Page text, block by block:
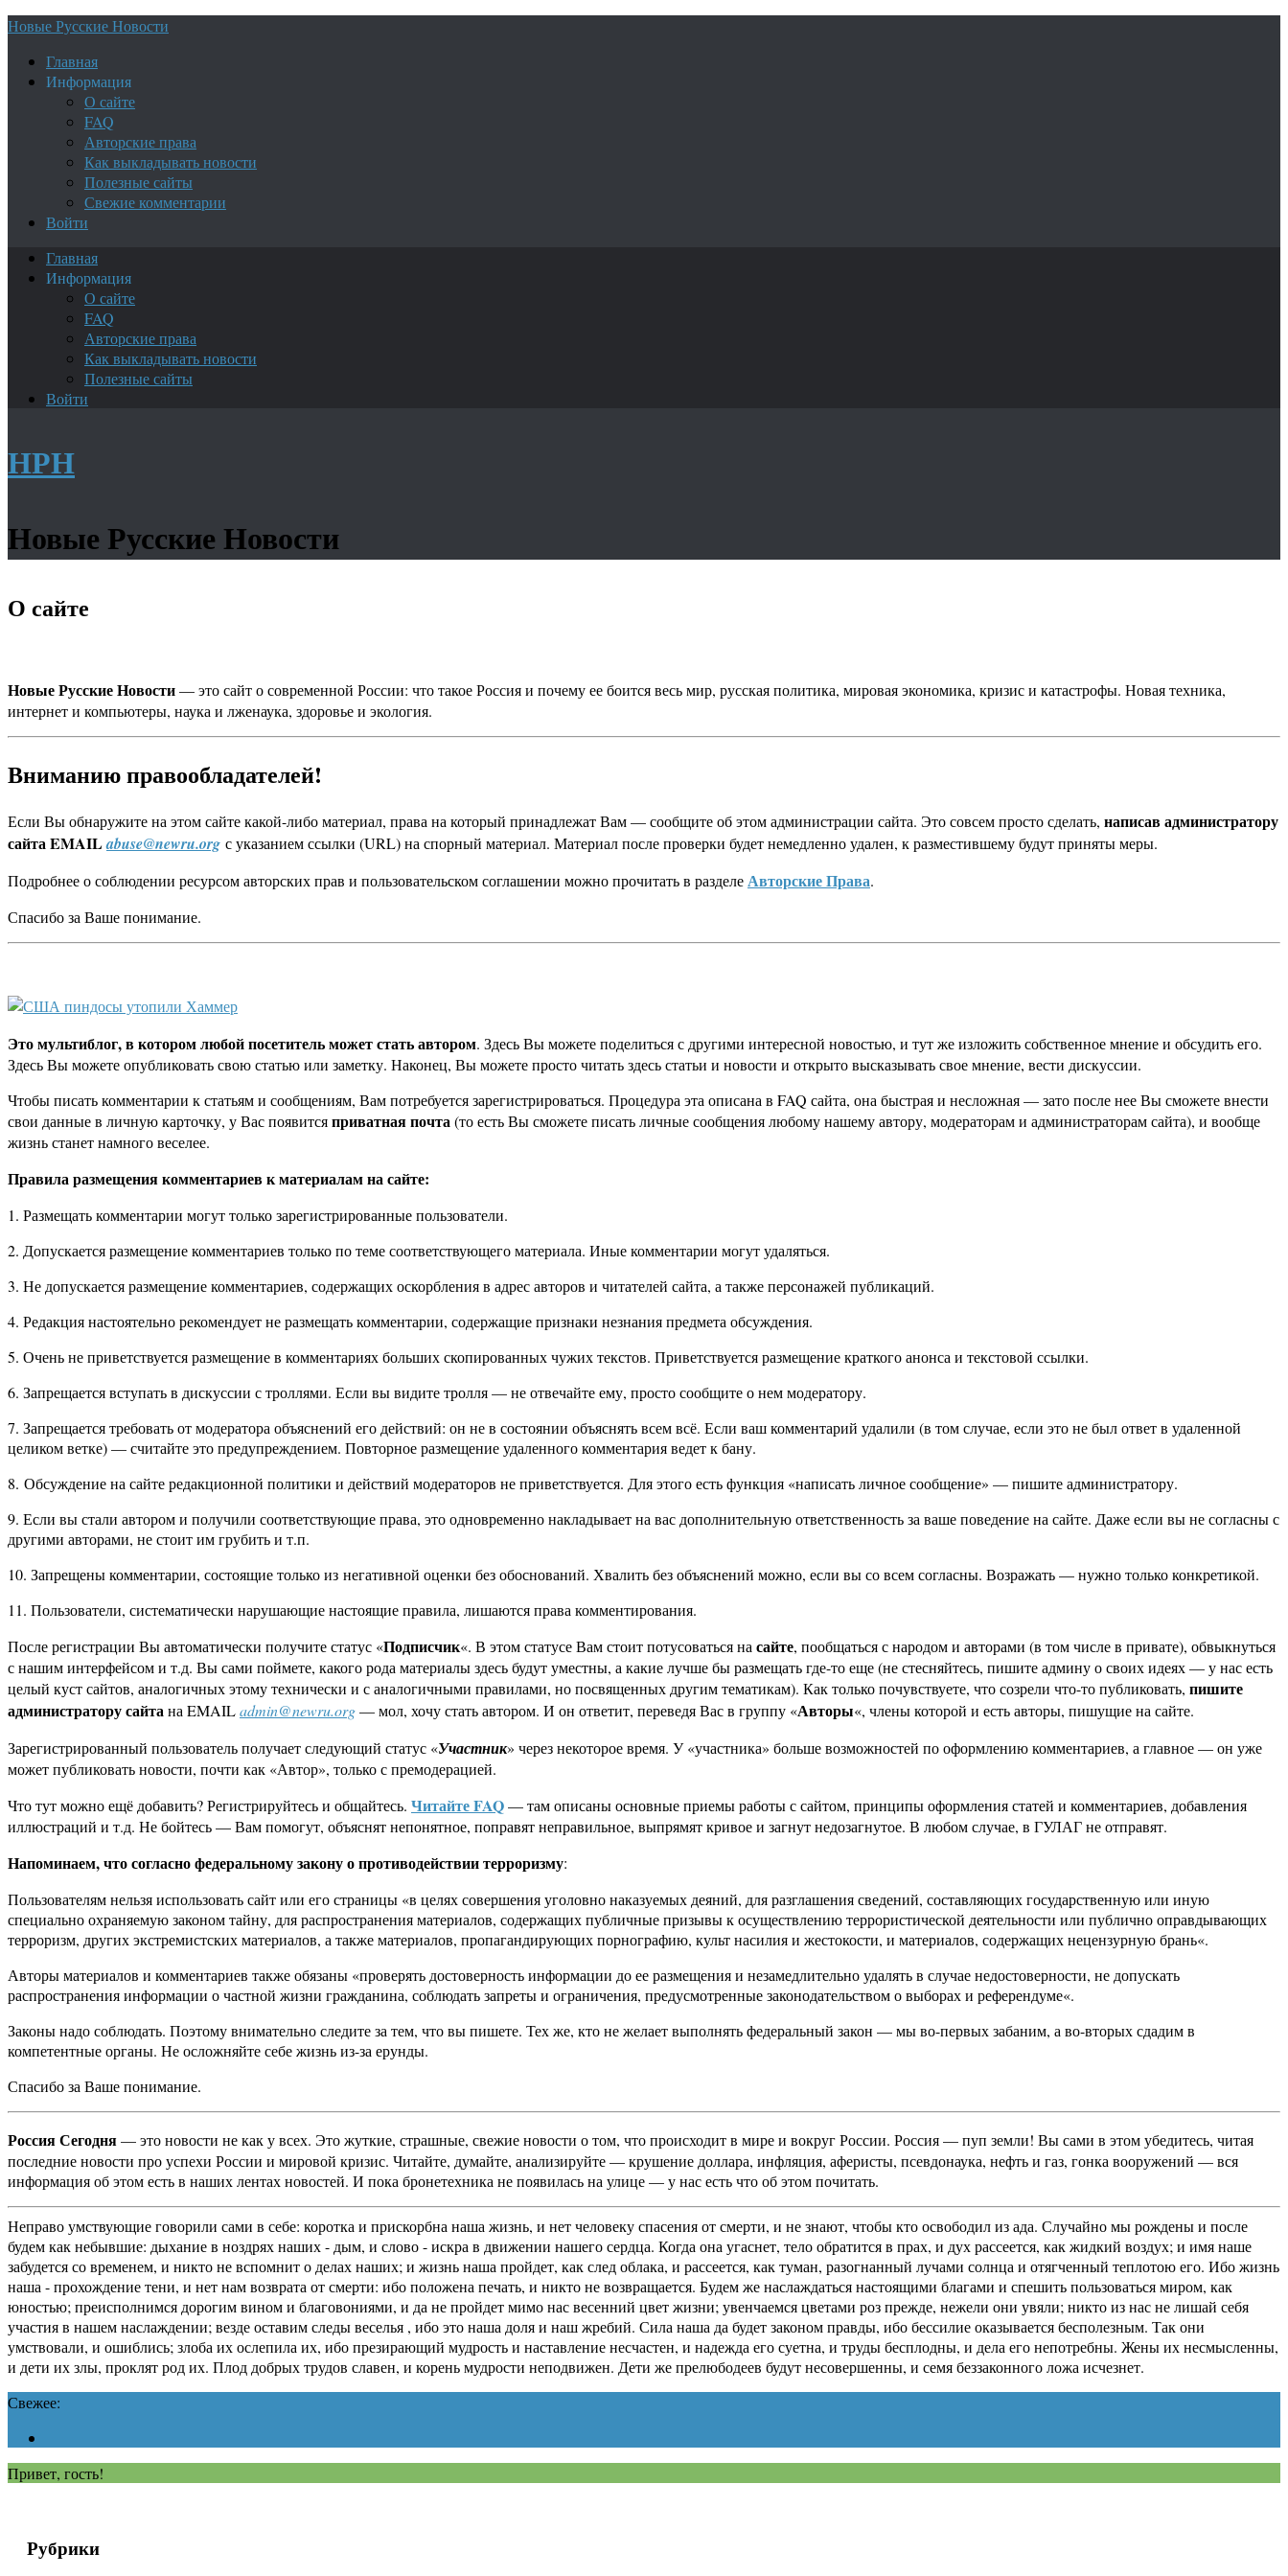
Новые Русские Новости
Главная
Информация
О сайте
FAQ
Авторские права
Как выкладывать новости
Полезные сайты
Свежие комментарии
Войти
Главная
Информация
О сайте
FAQ
Авторские права
Как выкладывать новости
Полезные сайты
Войти
НРН
Новые Русские Новости
О сайте
Новые Русские Новости— это сайт о современной России: что такое Россия и почему ее боится весь мир, русская политика, мировая экономика, кризис и катастрофы. Новая техника,
интернет и компьютеры, наука и лженаука, здоровье и экология.
Вниманию правообладателей!
Если Вы обнаружите на этом сайте какой-либо материал, права на который принадлежат Вам — сообщите об этом администрации сайта. Это совсем просто сделать, написав администратору
сайта EMAILabuse@newru.org с указанием ссылки (URL) на спорный материал. Материал после проверки будет немедленно удален, к разместившему будут приняты меры.
Подробнее о соблюдении ресурсом авторских прав и пользовательском соглашении можно прочитать в разделеАвторские Права.
Спасибо за Ваше понимание.
Это мультиблог, в котором любой посетитель может стать автором. Здесь Вы можете поделиться с другими интересной новостью, и тут же изложить собственное мнение и обсудить его.
Здесь Вы можете опубликовать свою статью или заметку. Наконец, Вы можете просто читать здесь статьи и новости и открыто высказывать свое мнение, вести дискуссии.
Чтобы писать комментарии к статьям и сообщениям, Вам потребуется зарегистрироваться. Процедура эта описана в FAQ сайта, она быстрая и несложная — зато после нее Вы сможете внести
свои данные в личную карточку, у Вас появитсяприватная почта(то есть Вы сможете писать личные сообщения любому нашему автору, модераторам и администраторам сайта), и вообще
жизнь станет намного веселее.
Правила размещения комментариев к материалам на сайте:
1. Размещать комментарии могут только зарегистрированные пользователи.
2. Допускается размещение комментариев только по теме соответствующего материала. Иные комментарии могут удаляться.
3. Не допускается размещение комментариев, содержащих оскорбления в адрес авторов и читателей сайта, а также персонажей публикаций.
4. Редакция настоятельно рекомендует не размещать комментарии, содержащие признаки незнания предмета обсуждения.
5. Очень не приветствуется размещение в комментариях больших скопированных чужих текстов. Приветствуется размещение краткого анонса и текстовой ссылки.
6. Запрещается вступать в дискуссии с троллями. Если вы видите тролля — не отвечайте ему, просто сообщите о нем модератору.
7. Запрещается требовать от модератора объяснений его действий: он не в состоянии объяснять всем всё. Если ваш комментарий удалили (в том случае, если это не был ответ в удаленной
целиком ветке) — считайте это предупреждением. Повторное размещение удаленного комментария ведет к бану.
8. Обсуждение на сайте редакционной политики и действий модераторов не приветствуется. Для этого есть функция «написать личное сообщение» — пишите администратору.
9. Если вы стали автором и получили соответствующие права, это одновременно накладывает на вас дополнительную ответственность за ваше поведение на сайте. Даже если вы не согласны с
другими авторами, не стоит им грубить и т.п.
10. Запрещены комментарии, состоящие только из негативной оценки без обоснований. Хвалить без объяснений можно, если вы со всем согласны. Возражать — нужно только конкретикой.
11. Пользователи, систематически нарушающие настоящие правила, лишаются права комментирования.
После регистрации Вы автоматически получите статус «Подписчик«. В этом статусе Вам стоит потусоваться на сайте, пообщаться с народом и авторами (в том числе в привате), обвыкнуться
с нашим интерфейсом и т.д. Вы сами поймете, какого рода материалы здесь будут уместны, а какие лучше бы размещать где-то еще (не стесняйтесь, пишите админу о своих идеях — у нас есть
целый куст сайтов, аналогичных этому технически и с аналогичными правилами, но посвященных другим тематикам). Как только почувствуете, что созрели что-то публиковать, пишите
администратору сайтана EMAILadmin@newru.org— мол, хочу стать автором. И он ответит, переведя Вас в группу «Авторы«, члены которой и есть авторы, пишущие на сайте.
Зарегистрированный пользователь получает следующий статус «Участник» через некоторое время. У «участника» больше возможностей по оформлению комментариев, а главное — он уже
может публиковать новости, почти как «Автор», только с премодерацией.
Что тут можно ещё добавить? Регистрируйтесь и общайтесь. Читайте FAQ— там описаны основные приемы работы с сайтом, принципы оформления статей и комментариев, добавления
иллюстраций и т.д. Не бойтесь — Вам помогут, объяснят непонятное, поправят неправильное, выпрямят кривое и загнут недозагнутое. В любом случае, в ГУЛАГ не отправят.
Напоминаем, что согласно федеральному закону о противодействии терроризму:
Пользователям нельзя использовать сайт или его страницы «в целях совершения уголовно наказуемых деяний, для разглашения сведений, составляющих государственную или иную
специально охраняемую законом тайну, для распространения материалов, содержащих публичные призывы к осуществлению террористической деятельности или публично оправдывающих
терроризм, других экстремистских материалов, а также материалов, пропагандирующих порнографию, культ насилия и жестокости, и материалов, содержащих нецензурную брань«.
Авторы материалов и комментариев также обязаны «проверять достоверность информации до ее размещения и незамедлительно удалять в случае недостоверности, не допускать
распространения информации о частной жизни гражданина, соблюдать запреты и ограничения, предусмотренные законодательством о выборах и референдуме«.
Законы надо соблюдать. Поэтому внимательно следите за тем, что вы пишете. Тех же, кто не желает выполнять федеральный закон — мы во-первых забаним, а во-вторых сдадим в
компетентные органы. Не осложняйте себе жизнь из-за ерунды.
Спасибо за Ваше понимание.
Россия Сегодня— это новости не как у всех. Это жуткие, страшные, свежие новости о том, что происходит в мире и вокруг России. Россия — пуп земли! Вы сами в этом убедитесь, читая
последние новости про успехи России и мировой кризис. Читайте, думайте, анализируйте — крушение доллара, инфляция, аферисты, псевдонаука, нефть и газ, гонка вооружений — вся
информация об этом есть в наших лентах новостей. И пока бронетехника не появилась на улице — у нас есть что об этом почитать.
Неправо умствующие говорили сами в себе: коротка и прискорбна наша жизнь, и нет человеку спасения от смерти, и не знают, чтобы кто освободил из ада. Случайно мы рождены и после
будем как небывшие: дыхание в ноздрях наших - дым, и слово - искра в движении нашего сердца. Когда она угаснет, тело обратится в прах, и дух рассеется, как жидкий воздух; и имя наше
забудется со временем, и никто не вспомнит о делах наших; и жизнь наша пройдет, как след облака, и рассеется, как туман, разогнанный лучами солнца и отягченный теплотою его. Ибо жизнь
наша - прохождение тени, и нет нам возврата от смерти: ибо положена печать, и никто не возвращается. Будем же наслаждаться настоящими благами и спешить пользоваться миром, как
юностью; преисполнимся дорогим вином и благовониями, и да не пройдет мимо нас весенний цвет жизни; увенчаемся цветами роз прежде, нежели они увяли; никто из нас не лишай себя
участия в нашем наслаждении; везде оставим следы веселья , ибо это наша доля и наш жребий. Сила наша да будет законом правды, ибо бессилие оказывается бесполезным. Так они
умствовали, и ошиблись; злоба их ослепила их, ибо презирающий мудрость и наставление несчастен, и надежда его суетна, и труды бесплодны, и дела его непотребны. Жены их несмысленны,
и дети их злы, проклят род их. Плод добрых трудов славен, и корень мудрости неподвижен. Дети же прелюбодеев будут несовершенны, и семя беззаконного ложа исчезнет.
Свежее:
Привет, гость!
Рубрики